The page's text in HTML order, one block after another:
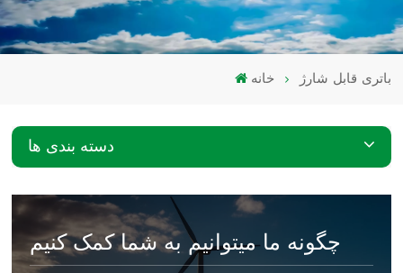
خانه باتری قابل شارژ
دسته بندی ها
چگونه ما میتوانیم به شما کمک کنیم